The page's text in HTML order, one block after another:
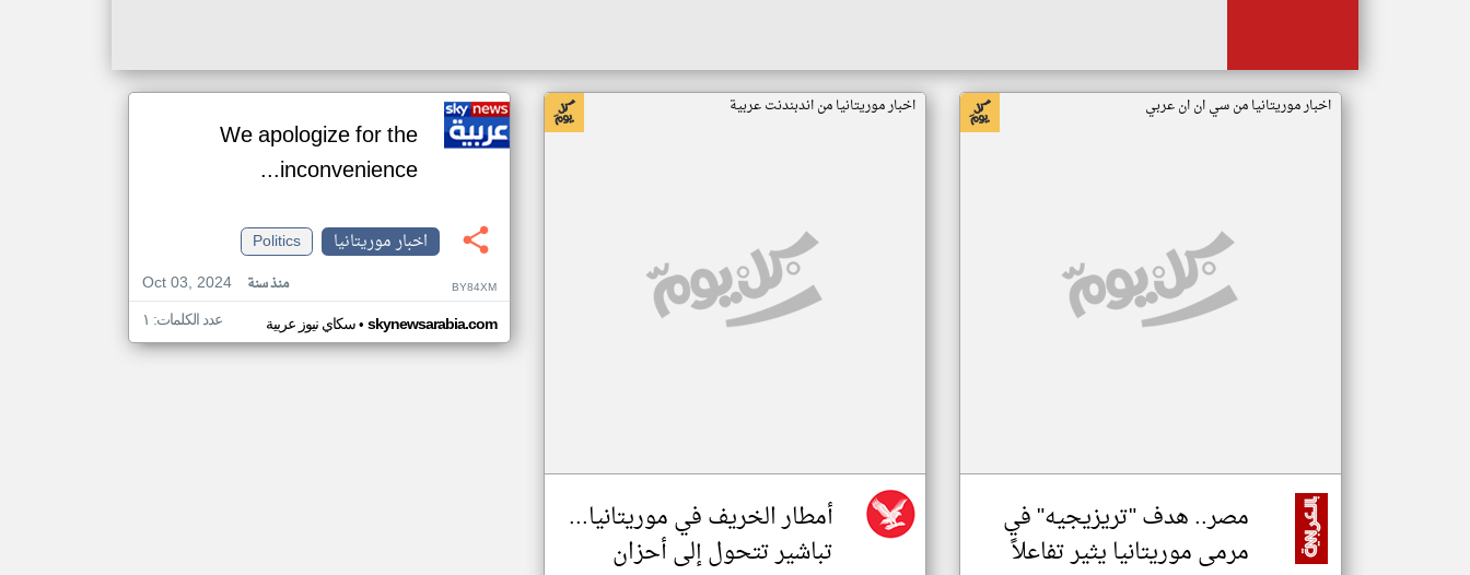
اخبار موريتانيا من سي ان ان عربي
مصر.. هدف "تريزيجيه" في
مرمى موريتانيا يثير تفاعلاً
اخبار موريتانيا من اندبندنت عربية
أمطار الخريف في موريتانيا...
تباشير تتحول إلى أحزان
We apologize for the
inconvenience...
اخبار موريتانيا
Politics
Oct 03, 2024
منذ سنة BY84XM
سكاي نيوز عربية• skynewsarabia.com عدد الكلمات: ١